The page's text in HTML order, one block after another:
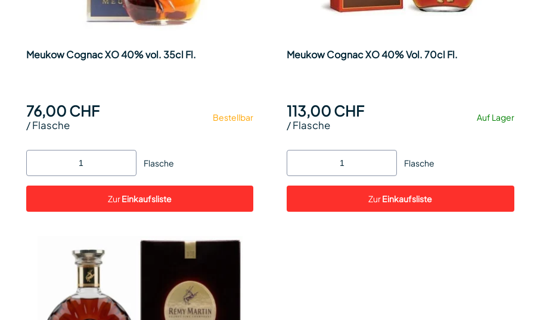
Meukow Cognac XO 40% vol. 35cl Fl.
Bestellbar
76,00 CHF
/Flasche
Flasche
ZurEinkaufsliste
Meukow Cognac XO 40% Vol. 70cl Fl.
Auf Lager
113,00 CHF
/Flasche
Flasche
ZurEinkaufsliste